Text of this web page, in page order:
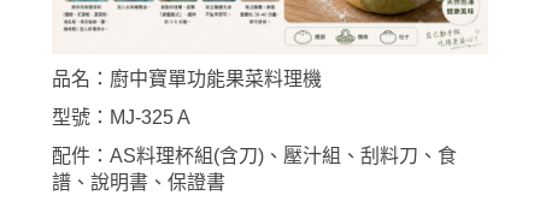
品名：廚中寶單功能果菜料理機
型號：MJ-325 A
配件：AS料理杯組(含刀)、壓汁組、刮料刀、食
譜、說明書、保證書